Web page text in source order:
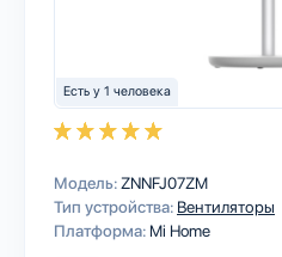
Есть у 1 человека
Модель: ZNNFJ07ZM
Тип устройства: Вентиляторы
Платформа: Mi Home